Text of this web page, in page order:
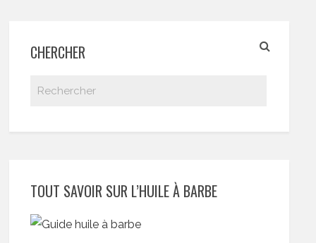
CHERCHER
TOUT SAVOIR SUR L’HUILE À BARBE